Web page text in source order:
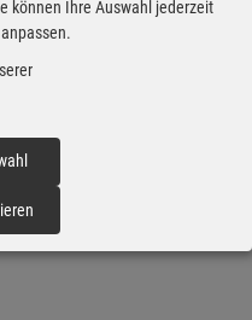
Kodiaq. (aum)
Markt & Statistik
können Ihre Auswahl jederzeit